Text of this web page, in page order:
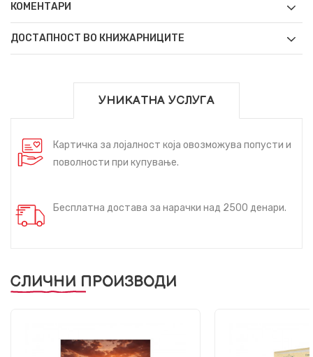
КОМЕНТАРИ
ДОСТАПНОСТ ВО КНИЖАРНИЦИТЕ
УНИКАТНА УСЛУГА
Картичка за лојалност која овозможува попусти и
поволности при купување.
Бесплатна достава за нарачки над 2500 денари.
СЛИЧНИ ПРОИЗВОДИ